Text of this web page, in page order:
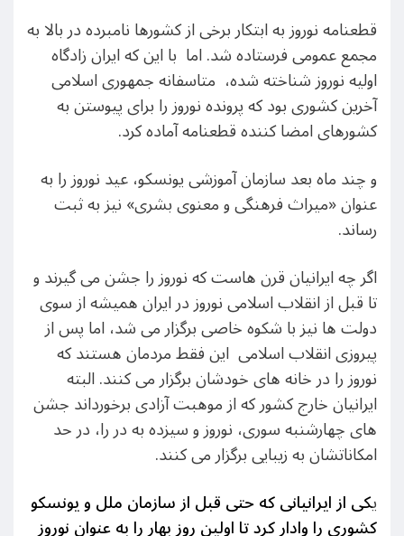
قطعنامه نوروز به ابتکار برخی از کشورها نامبرده در بالا به
مجمع عمومی فرستاده شد. اما با این که ایران زادگاه
اولیه نوروز شناخته شده، متاسفانه جمهوری اسلامی
آخرین کشوری بود که پرونده نوروز را برای پیوستن به
کشورهای امضا کننده قطعنامه آماده کرد.
و چند ماه بعد سازمان آموزشی یونسکو، عید نوروز را به
عنوان «میراث فرهنگی و معنوی بشری» نیز به ثبت
رساند.
اگر چه ایرانیان قرن هاست که نوروز را جشن می گیرند و
تا قبل از انقلاب اسلامی نوروز در ایران همیشه از سوی
دولت ها نیز با شکوه خاصی برگزار می شد، اما پس از
پیروزی انقلاب اسلامی این فقط مردمان هستند که
نوروز را در خانه های خودشان برگزار می کنند. البته
ایرانیان خارج کشور که از موهبت آزادی برخورداند جشن
های چهارشنبه سوری، نوروز و سیزده به در را، در حد
امکاناتشان به زیبایی برگزار می کنند.
یکی از ایرانیانی که حتی قبل از سازمان ملل و یونسکو
کشوری را وادار کرد تا اولین روز بهار را به عنوان نوروز